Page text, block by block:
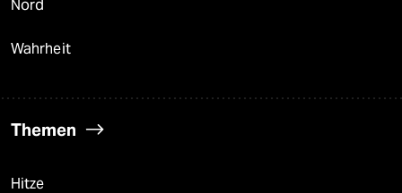
Nord
Wahrheit
Themen
Hitze